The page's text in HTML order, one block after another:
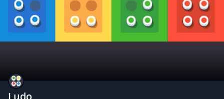
Ludo